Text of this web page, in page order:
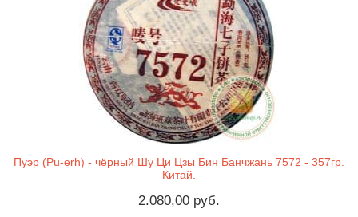
Пуэр (Pu-erh) - чёрный Шу Ци Цзы Бин Банчжань 7572 - 357гр.
Китай.
2.080,00 руб.